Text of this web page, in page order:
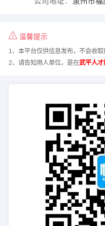
温馨提示
1、本平台仅供信息发布，不会收取
2、请告知用人单位，是在武平人才